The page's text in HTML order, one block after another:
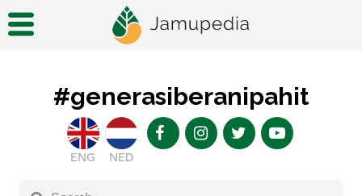
#generasiberanipahit
ENG NED